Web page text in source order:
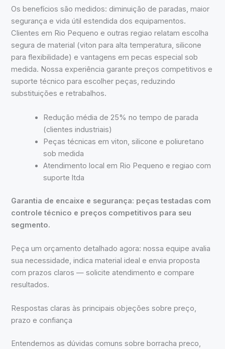
Os benefícios são medidos: diminuição de paradas, maior
segurança e vida útil estendida dos equipamentos.
Clientes em Rio Pequeno e outras regiao relatam escolha
segura de material (viton para alta temperatura, silicone
para flexibilidade) e vantagens em pecas especial sob
medida. Nossa experiência garante preços competitivos e
suporte técnico para escolher peças, reduzindo
substituições e retrabalhos.
Redução média de 25% no tempo de parada
(clientes industriais)
Peças técnicas em viton, silicone e poliuretano
sob medida
Atendimento local em Rio Pequeno e regiao com
suporte ltda
Garantia de encaixe e segurança: peças testadas com
controle técnico e preços competitivos para seu
segmento.
Peça um orçamento detalhado agora: nossa equipe avalia
sua necessidade, indica material ideal e envia proposta
com prazos claros — solicite atendimento e compare
resultados.
Respostas claras às principais objeções sobre preço,
prazo e confiança
Entendemos as dúvidas comuns sobre borracha preco,